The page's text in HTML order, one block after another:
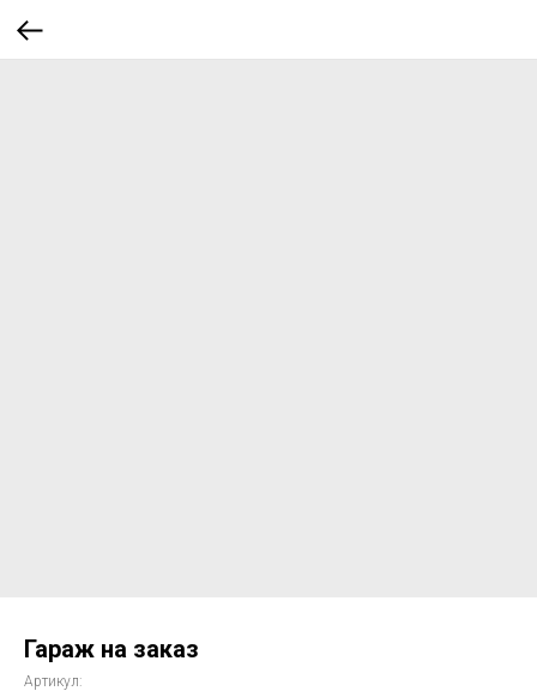
Гараж на заказ
Артикул: